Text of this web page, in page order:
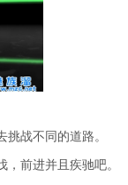
战不同的道路。
前进并且疾驰吧。